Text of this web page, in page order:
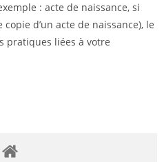
: acte de naissance, si
d’un acte de naissance), le
pratiques liées à votre